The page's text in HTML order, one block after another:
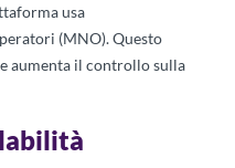
usa
(MNO). Questo
aumenta il controllo sulla